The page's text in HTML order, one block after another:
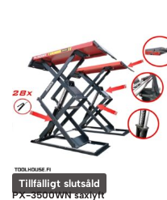
Tillfälligt slutsåld
PX-3500WN saxlyft